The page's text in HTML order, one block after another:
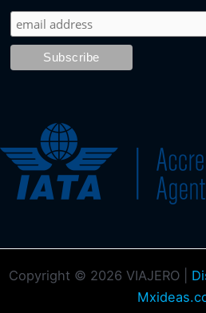
Copyright © 2026 VIAJERO |